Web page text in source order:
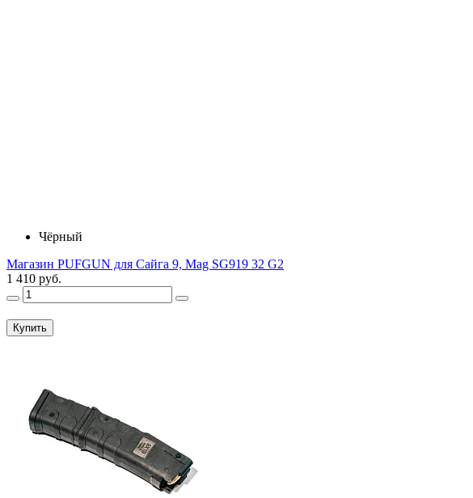
Чёрный
Магазин PUFGUN для Сайга 9, Mag SG919 32 G2
1 410 руб.
Купить